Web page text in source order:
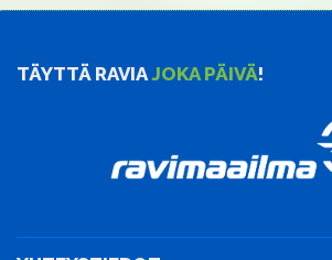
TÄYTTÄ RAVIAJOKA PÄIVÄ!